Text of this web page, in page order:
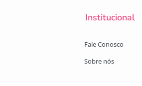
Institucional
Fale Conosco
Sobre nós